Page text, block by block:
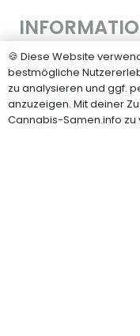
Impressum
Datenschutz
Über uns
🍪 Diese Website
bestmögliche
zu analysieren und ggf.
anzuzeigen. Mit deiner
Cannabis-Samen.info zu